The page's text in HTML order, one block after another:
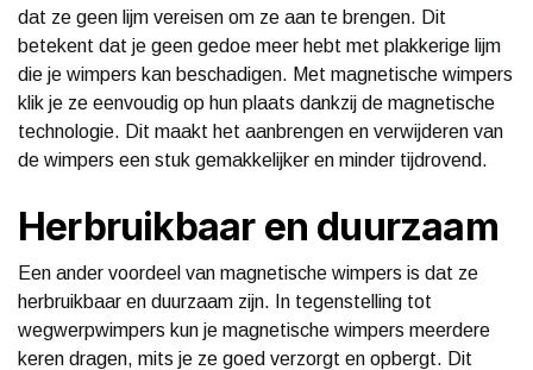
dat ze geen lijm vereisen om ze aan te brengen. Dit
betekent dat je geen gedoe meer hebt met plakkerige lijm
die je wimpers kan beschadigen. Met magnetische wimpers
klik je ze eenvoudig op hun plaats dankzij de magnetische
technologie. Dit maakt het aanbrengen en verwijderen van
de wimpers een stuk gemakkelijker en minder tijdrovend.
Herbruikbaar en duurzaam
Een ander voordeel van magnetische wimpers is dat ze
herbruikbaar en duurzaam zijn. In tegenstelling tot
wegwerpwimpers kun je magnetische wimpers meerdere
keren dragen, mits je ze goed verzorgt en opbergt. Dit